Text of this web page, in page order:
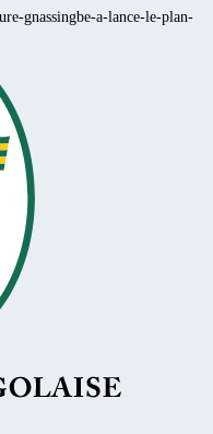
gnassingbe-a-lance-le-plan-